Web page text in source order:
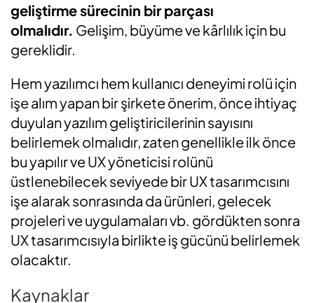
geliştirme sürecinin bir parçası
olmalıdır. Gelişim, büyüme ve kârlılık için bu
gereklidir.
Hem yazılımcı hem kullanıcı deneyimi rolü için
işe alım yapan bir şirkete önerim, önce ihtiyaç
duyulan yazılım geliştiricilerinin sayısını
belirlemek olmalıdır, zaten genellikle ilk önce
bu yapılır ve UX yöneticisi rolünü
üstlenebilecek seviyede bir UX tasarımcısını
işe alarak sonrasında da ürünleri, gelecek
projeleri ve uygulamaları vb. gördükten sonra
UX tasarımcısıyla birlikte iş gücünü belirlemek
olacaktır.
Kaynaklar